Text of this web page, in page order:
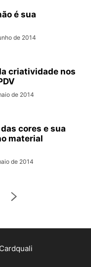
é sua
de 2014
criatividade nos
de 2014
cores e sua
material
de 2014